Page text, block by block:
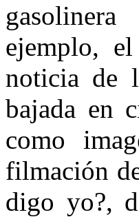
ejemplo,
noticia de
bajada en
como
filmación
digo yo?,